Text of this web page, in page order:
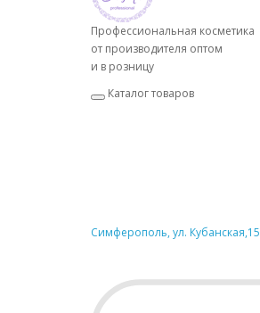
Профессиональная косметика
от производителя оптом
и в розницу
Каталог товаров
Симферополь, ул. Кубанская,15